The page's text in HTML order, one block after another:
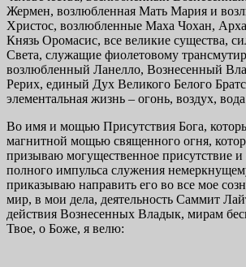
Жермен, возлюбленная Мать Мария и
Христос, возлюбленные Маха Чохан,
Князь Оромасис, все великие существа,
Света, служащие фиолетовому
возлюбленный Ланелло, Вознесенный
Рерих, единый Дух Великого Белого
элементальная жизнь – огонь, воздух,
Во имя и мощью Присутствия Бога,
магнитной мощью священного огня,
призываю могущественное присутствие и
полного импульса служения
приказываю направить его во все мое
мир, в мои дела, деятельность Саммит
действия Вознесенных Владык, мирам
Твое, о Боже, я велю: